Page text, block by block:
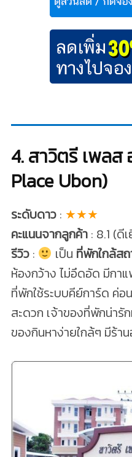
4. สาวิตรี เพลส
Place Ubon)
ระดับดาว: ★★★
คะแนนจากลูกค้า: 8.1 (ดี
รีวิว: เป็น ที่พักใกล้ส
ห้องกว้าง ไม่อึดอัด มีกา
ที่พักใช้ระบบคีย์การ์ด ค่
สะดวก เจ้าของที่พักน่ารั
ของกินหาง่ายใกล้ๆ มีร้า